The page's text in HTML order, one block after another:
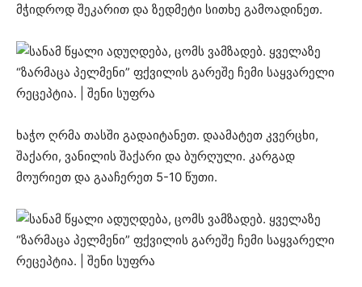
მჭიდროდ შეკარით და ზედმეტი სითხე გამოადინეთ.
ხაჭო ღრმა თასში გადაიტანეთ. დაამატეთ კვერცხი,
შაქარი, ვანილის შაქარი და ბურღული. კარგად
მოურიეთ და გააჩერეთ 5-10 წუთი.